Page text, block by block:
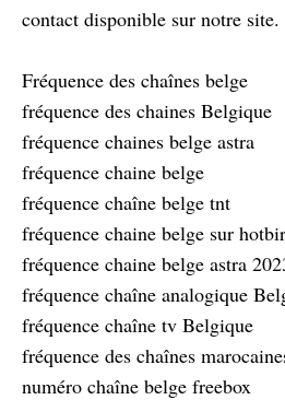
contact disponible sur notre site.
Fréquence des chaînes belge
fréquence des chaines Belgique
fréquence chaines belge astra
fréquence chaine belge
fréquence chaîne belge tnt
fréquence chaine belge sur
fréquence chaine belge astra
fréquence chaîne analogique
fréquence chaîne tv Belgique
fréquence des chaînes
numéro chaîne belge freebox